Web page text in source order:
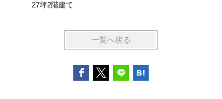
27坪2階建て
一覧へ戻る